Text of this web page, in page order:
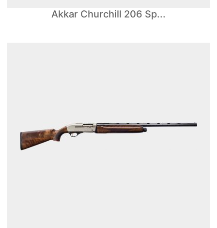
Akkar Churchill 206 Sp...